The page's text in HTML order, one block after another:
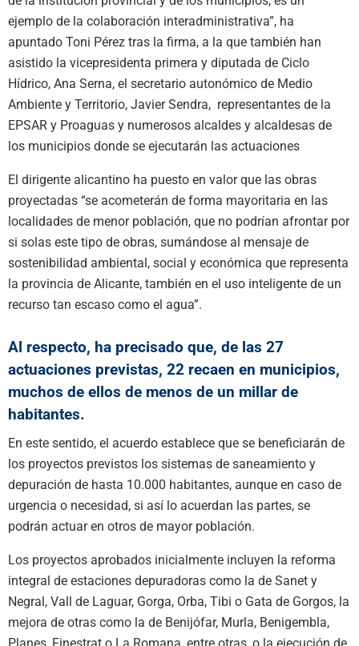
ejemplo de la colaboración interadministrativa”, ha
apuntado Toni Pérez tras la firma, a la que también han
asistido la vicepresidenta primera y diputada de Ciclo
Hídrico, Ana Serna, el secretario autonómico de Medio
Ambiente y Territorio, Javier Sendra, representantes de la
EPSAR y Proaguas y numerosos alcaldes y alcaldesas de
los municipios donde se ejecutarán las actuaciones
El dirigente alicantino ha puesto en valor que las obras
proyectadas “se acometerán de forma mayoritaria en las
localidades de menor población, que no podrían afrontar por
si solas este tipo de obras, sumándose al mensaje de
sostenibilidad ambiental, social y económica que representa
la provincia de Alicante, también en el uso inteligente de un
recurso tan escaso como el agua”.
Al respecto, ha precisado que, de las 27
actuaciones previstas, 22 recaen en municipios,
muchos de ellos de menos de un millar de
habitantes.
En este sentido, el acuerdo establece que se beneficiarán de
los proyectos previstos los sistemas de saneamiento y
depuración de hasta 10.000 habitantes, aunque en caso de
urgencia o necesidad, si así lo acuerdan las partes, se
podrán actuar en otros de mayor población.
Los proyectos aprobados inicialmente incluyen la reforma
integral de estaciones depuradoras como la de Sanet y
Negral, Vall de Laguar, Gorga, Orba, Tibi o Gata de Gorgos, la
mejora de otras como la de Benijófar, Murla, Benigembla,